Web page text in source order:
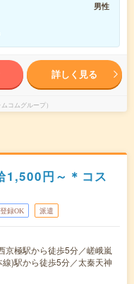
男性
詳しく見る
コムグループ）
1,500円～＊コス
録OK 派遣
京極駅から徒歩5分／嵯峨嵐
)駅から徒歩5分／太秦天神